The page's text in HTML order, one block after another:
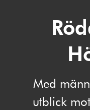
Med
utblick